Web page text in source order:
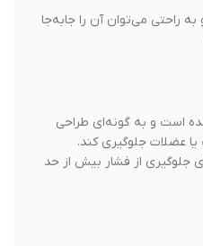
می‌توان آن را جابه‌جا
و به گونه‌ای طراحی
جلوگیری کند.
از فشار بیش از حد